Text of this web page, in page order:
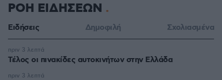
ΡΟΗ ΕΙΔΗΣΕΩΝ
Ειδήσεις Δημοφιλή Σχολιασμένα
Τέλος οι πινακίδες αυτοκινήτων στην Ελλάδα
πριν 3 λεπτά
πριν 3 λεπτά